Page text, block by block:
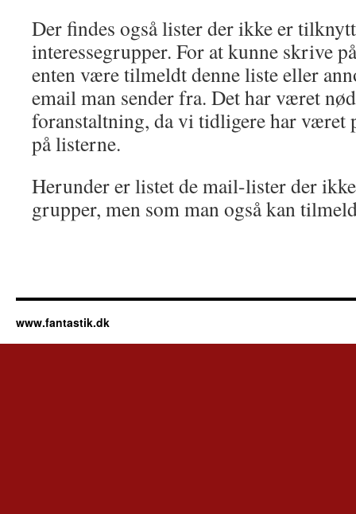
Der findes også lister der ikke er
interessegrupper. For at kunne skrive
enten være tilmeldt denne liste eller
email man sender fra. Det har været
foranstaltning, da vi tidligere har været
på listerne.
Herunder er listet de mail-lister der
grupper, men som man også kan
www.fantastik.dk